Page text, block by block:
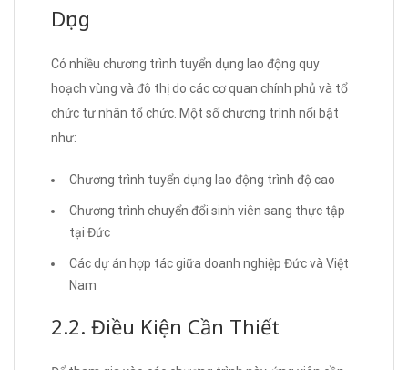
Dụng
Có nhiều chương trình tuyển dụng lao động quy
hoạch vùng và đô thị do các cơ quan chính phủ và tổ
chức tư nhân tổ chức. Một số chương trình nổi bật
như:
Chương trình tuyển dụng lao động trình độ cao
Chương trình chuyển đổi sinh viên sang thực tập
tại Đức
Các dự án hợp tác giữa doanh nghiệp Đức và Việt
Nam
2.2. Điều Kiện Cần Thiết